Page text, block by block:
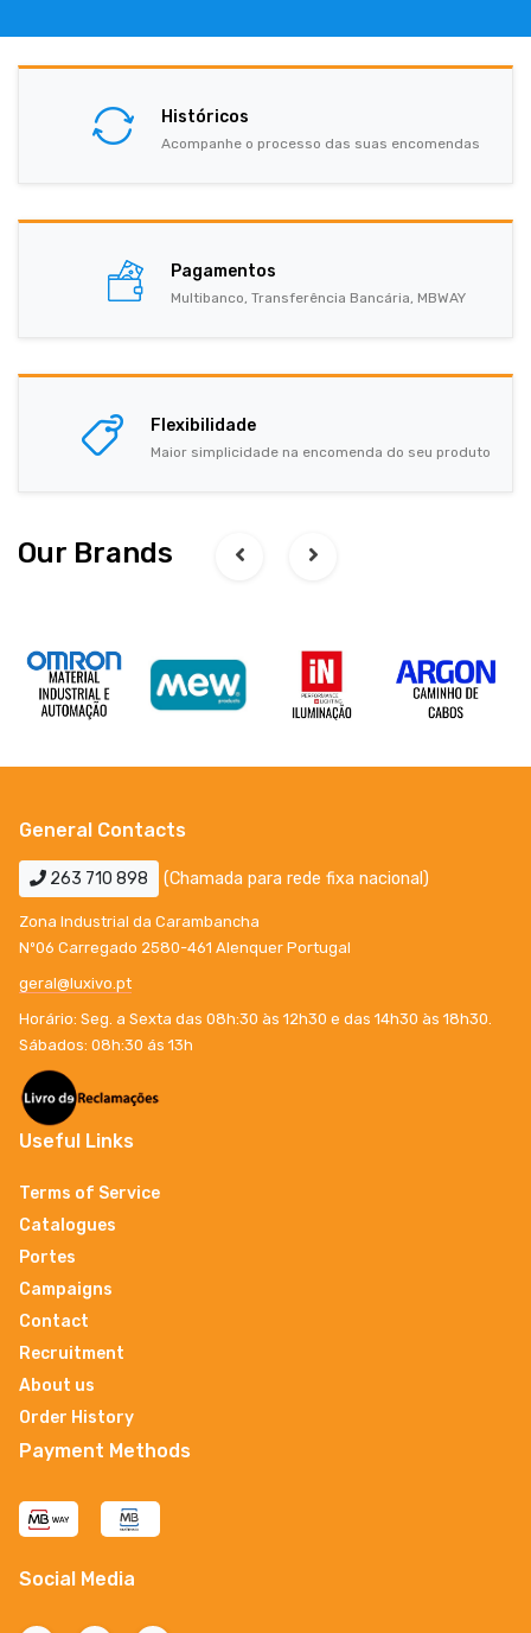
Históricos
Acompanhe o processo das suas encomendas
Pagamentos
Multibanco, Transferência Bancária, MBWAY
Flexibilidade
Maior simplicidade na encomenda do seu produto
Our Brands
General Contacts
263 710 898 (Chamada para rede fixa nacional)
Zona Industrial da Carambancha
Nº06 Carregado 2580-461 Alenquer Portugal
geral@luxivo.pt
Horário: Seg. a Sexta das 08h:30 às 12h30 e das 14h30 às 18h30.
Sábados: 08h:30 ás 13h
Useful Links
Terms of Service
Catalogues
Portes
Campaigns
Contact
Recruitment
About us
Order History
Payment Methods
Social Media